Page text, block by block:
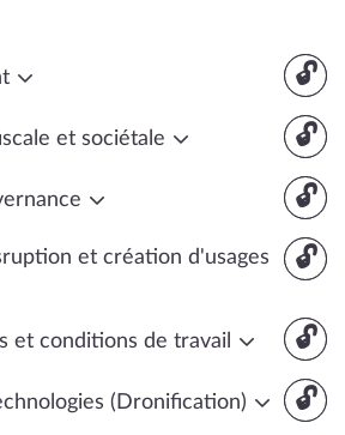
🔓
🔓
et sociétale
🔓
🔓
et création d'usages
🔓
et conditions de travail
🔓
(Dronification)